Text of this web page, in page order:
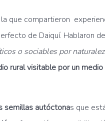
que compartieron
de Daiquí. Hablaron
o sociables por
rural visitable por un
semillas autóctonas que